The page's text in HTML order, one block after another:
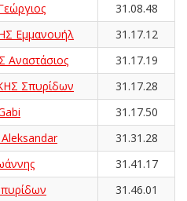
31.08.48
Εμμανουήλ
31.17.12
31.17.19
Σπυρίδων
31.17.28
31.17.50
31.31.28
31.41.17
31.46.01